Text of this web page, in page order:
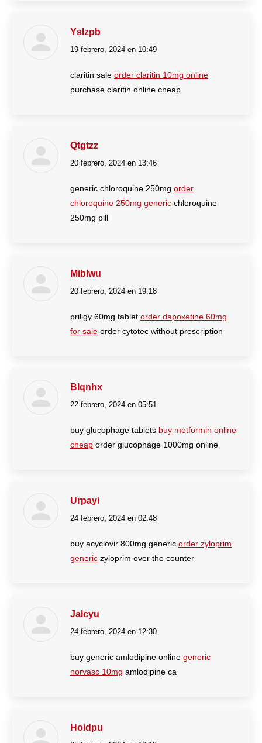
Yslzpb
dice:
19 febrero, 2024 en 10:49
claritin sale order claritin 10mg online
purchase claritin online cheap
Qtgtzz
dice:
20 febrero, 2024 en 13:46
generic chloroquine 250mg order
chloroquine 250mg generic chloroquine
250mg pill
Miblwu
dice:
20 febrero, 2024 en 19:18
priligy 60mg tablet order dapoxetine 60mg
for sale order cytotec without prescription
Blqnhx
dice:
22 febrero, 2024 en 05:51
buy glucophage tablets buy metformin online
cheap order glucophage 1000mg online
Urpayi
dice:
24 febrero, 2024 en 02:48
buy acyclovir 800mg generic order zyloprim
generic zyloprim over the counter
Jalcyu
dice:
24 febrero, 2024 en 12:30
buy generic amlodipine online generic
norvasc 10mg amlodipine ca
Hoidpu